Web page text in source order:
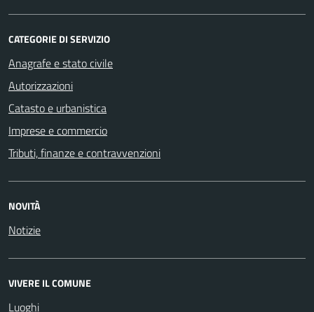
CATEGORIE DI SERVIZIO
Anagrafe e stato civile
Autorizzazioni
Catasto e urbanistica
Imprese e commercio
Tributi, finanze e contravvenzioni
NOVITÀ
Notizie
VIVERE IL COMUNE
Luoghi